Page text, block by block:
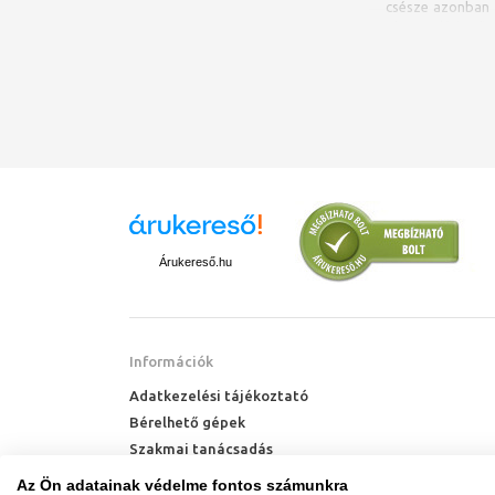
csésze azonban
piacon
ellenállóbbak
Ez hosszabb
eredményez.
Milyen
A WC csészék
Árukereső.hu
Információk
Adatkezelési tájékoztató
Bérelhető gépek
Szakmai tanácsadás
Technik Cool Pro hőszivattyú tájékoztató
Az Ön adatainak védelme fontos számunkra